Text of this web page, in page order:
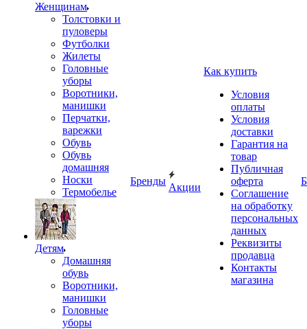
Женщинам
Толстовки и
пуловеры
Футболки
Жилеты
Головные
уборы
Воротники,
манишки
Перчатки,
варежки
Обувь
Обувь
домашняя
Носки
Термобелье
Детям
Домашняя
обувь
Воротники,
манишки
Головные
уборы
Бренды
Акции
Как купить
Условия
оплаты
Условия
доставки
Гарантия на
товар
Публичная
оферта
Соглашение
на обработку
персональных
данных
Реквизиты
продавца
Контакты
магазина